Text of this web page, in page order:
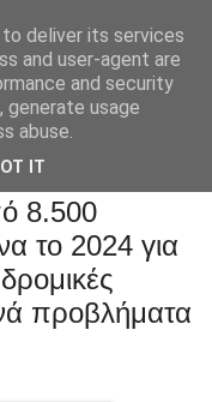
8.500
το 2024 για
προβλήματα
deliver its services
and user-agent are
and security
usage
abuse.
IT